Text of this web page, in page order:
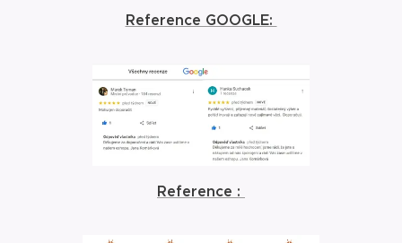
Reference GOOGLE:
Reference :